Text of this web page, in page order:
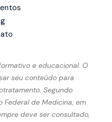
e educacional. O
seu conteúdo para
Segundo
Federal de Medicina, em
deve ser consultado,